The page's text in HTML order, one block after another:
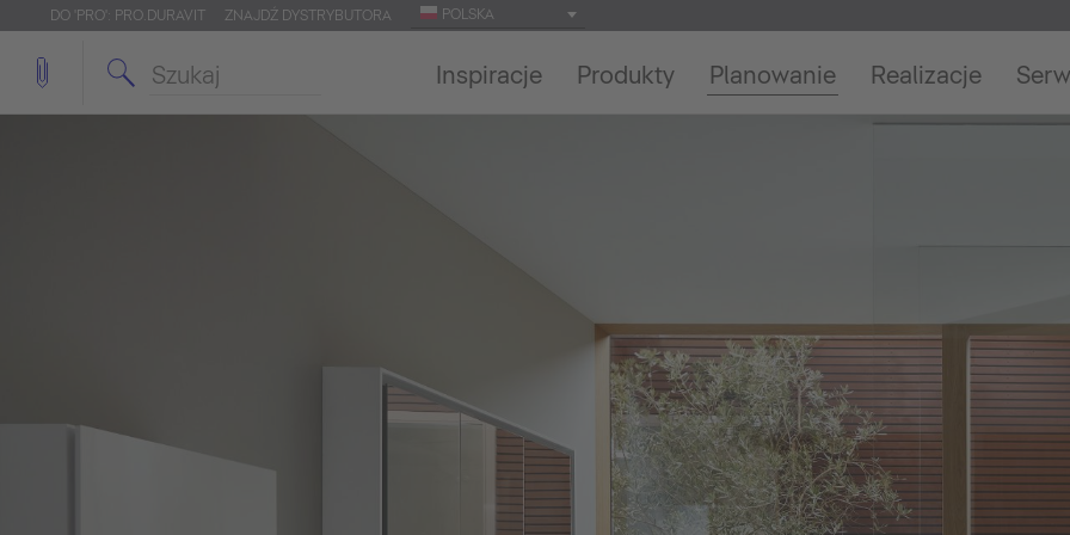
DO 'PRO': PRO.DURAVIT ZNAJDŹ DYSTRYBUTORA POLSKA
Inspiracje Produkty Planowanie Realizacje